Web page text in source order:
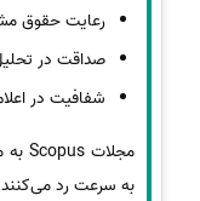
رعایت حقوق
صداقت در
شفافیت در
مجلات Scopus به مقالاتی که
به سرعت رد